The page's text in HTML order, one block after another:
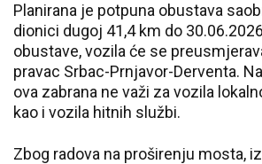
Planirana je potpuna obustava
dionici dugoj 41,4 km do
obustave, vozila će se
pravac Srbac-Prnjavor-Derventa.
ova zabrana ne važi za vozila
kao i vozila hitnih službi.
Zbog radova na proširenju mosta,